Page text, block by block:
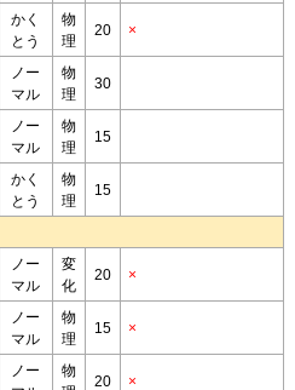
かく
とう
物
理
20 ×
ノー
マル
物
理
30
ノー
マル
物
理
15
かく
とう
物
理
15
ノー
マル
変
化
20 ×
ノー
マル
物
理
15 ×
ノー
物
20 ×